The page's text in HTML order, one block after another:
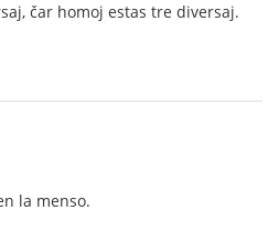
čar homoj estas tre diversaj.
la menso.